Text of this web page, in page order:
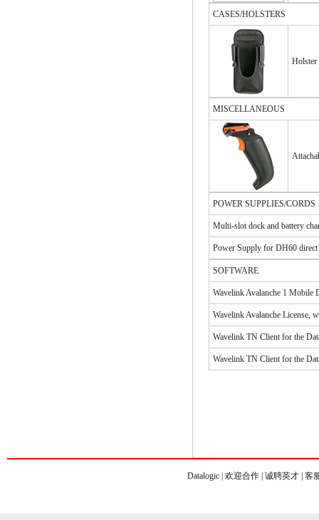
CASES/HOLSTERS
MISCELLANEOUS
POWER SUPPLIES/CORDS
Multi-slot dock and battery
Power Supply for DH60
SOFTWARE
Wavelink Avalanche 1
Wavelink Avalanche License,
Wavelink TN Client for the
Wavelink TN Client for the
Datalogic | 欢迎合作 | 诚聘英才 |